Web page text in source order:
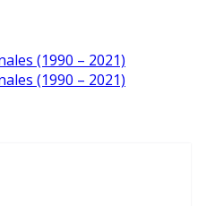
(1990 – 2021)
(1990 – 2021)